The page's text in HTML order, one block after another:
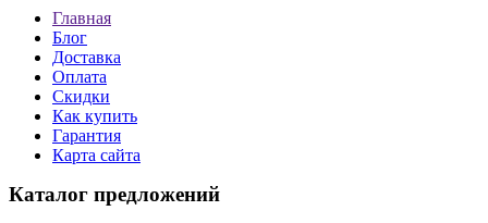
Главная
Блог
Доставка
Оплата
Скидки
Как купить
Гарантия
Карта сайта
Каталог предложений